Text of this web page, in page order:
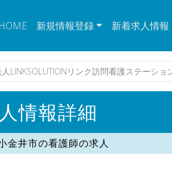
HOME 新規情報登録 新着求人情報
LINKSOLUTIONリンク訪問看護ステーショ
情報詳細
金井市の看護師の求人